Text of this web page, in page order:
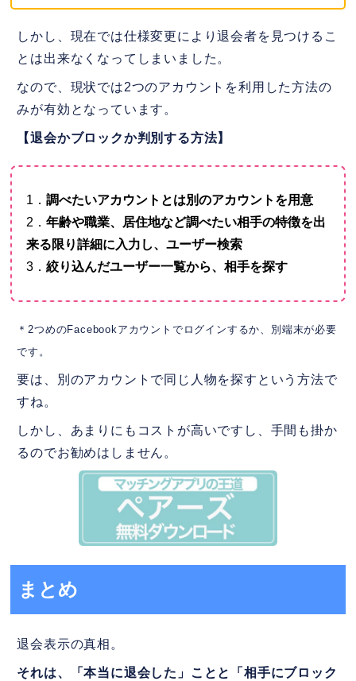
しかし、現在では仕様変更により退会者を見つけるこ
とは出来なくなってしまいました。
なので、現状では2つのアカウントを利用した方法の
みが有効となっています。
【退会かブロックか判別する方法】
1．調べたいアカウントとは別のアカウントを用意
2．年齢や職業、居住地など調べたい相手の特徴を出
来る限り詳細に入力し、ユーザー検索
3．絞り込んだユーザー一覧から、相手を探す
＊2つめのFacebookアカウントでログインするか、別端末が必要
です。
要は、別のアカウントで同じ人物を探すという方法で
すね。
しかし、あまりにもコストが高いですし、手間も掛か
るのでお勧めはしません。
まとめ
退会表示の真相。
それは、「本当に退会した」ことと「相手にブロック